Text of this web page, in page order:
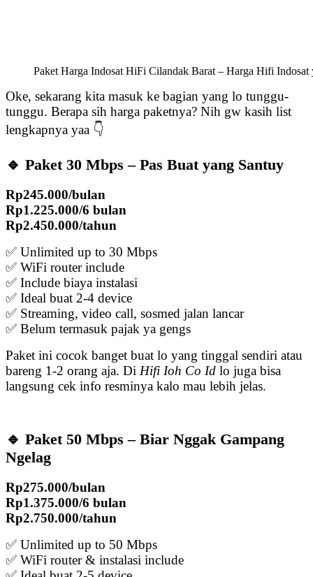
Paket Harga Indosat HiFi Cilandak Barat – Harga Hifi
Oke, sekarang kita masuk ke bagian yang lo tunggu-
tunggu. Berapa sih harga paketnya? Nih gw kasih list
lengkapnya yaa 👇
🔹 Paket 30 Mbps – Pas Buat yang Santuy
Rp245.000/bulan
Rp1.225.000/6 bulan
Rp2.450.000/tahun
✅ Unlimited up to 30 Mbps
✅ WiFi router include
✅ Include biaya instalasi
✅ Ideal buat 2-4 device
✅ Streaming, video call, sosmed jalan lancar
✅ Belum termasuk pajak ya gengs
Paket ini cocok banget buat lo yang tinggal sendiri atau
bareng 1-2 orang aja. Di Hifi Ioh Co Id lo juga bisa
langsung cek info resminya kalo mau lebih jelas.
🔹 Paket 50 Mbps – Biar Nggak Gampang
Ngelag
Rp275.000/bulan
Rp1.375.000/6 bulan
Rp2.750.000/tahun
✅ Unlimited up to 50 Mbps
✅ WiFi router & instalasi include